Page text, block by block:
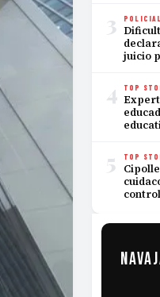
3
juicio
4 TOP
5 TOP